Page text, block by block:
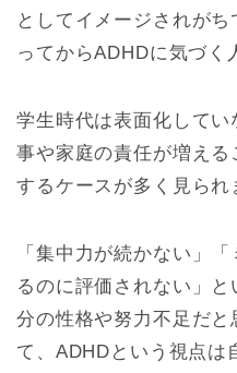
としてイメージされが
ってからADHDに気づく
学生時代は表面化して
事や家庭の責任が増え
するケースが多く見られ
「集中力が続かない」
るのに評価されない」
分の性格や努力不足だ
て、ADHDという視点は